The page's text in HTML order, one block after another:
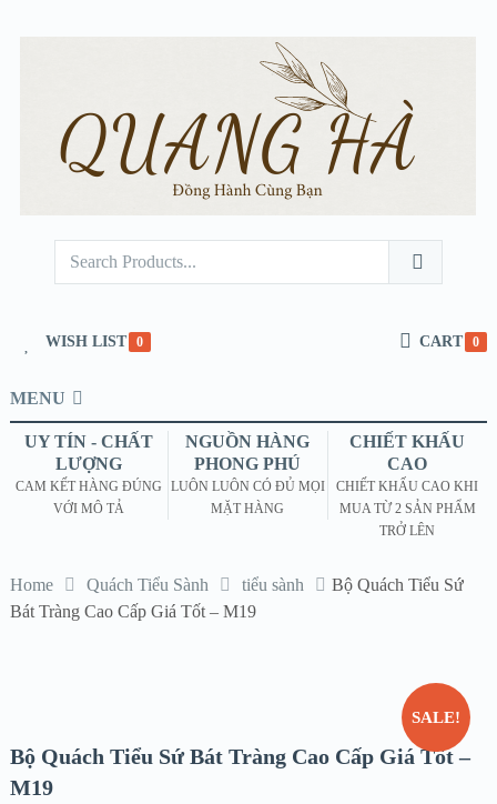
WISH LIST 0 CART 0
MENU
UY TÍN - CHẤT
LƯỢNG
CAM KẾT HÀNG ĐÚNG
VỚI MÔ TẢ
NGUỒN HÀNG
PHONG PHÚ
LUÔN LUÔN CÓ ĐỦ MỌI
MẶT HÀNG
CHIẾT KHẤU
CAO
CHIẾT KHẤU CAO KHI
MUA TỪ 2 SẢN PHẨM
TRỞ LÊN
Home Quách Tiểu Sành tiểu sành
Bộ Quách Tiểu Sứ
Bát Tràng Cao Cấp Giá Tốt – M19
SALE!
Bộ Quách Tiểu Sứ Bát Tràng Cao Cấp Giá Tốt –
M19